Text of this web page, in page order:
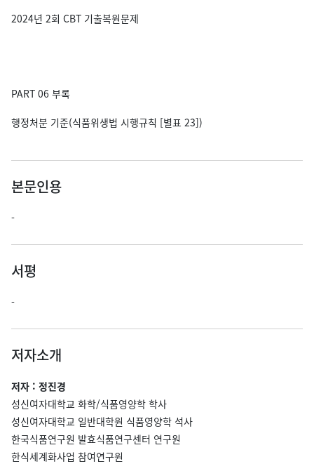
2024년 2회 CBT 기출복원문제
PART 06 부록
행정처분 기준(식품위생법 시행규칙 [별표 23])
본문인용
-
서평
-
저자소개
저자 : 정진경
성신여자대학교 화학/식품영양학 학사
성신여자대학교 일반대학원 식품영양학 석사
한국식품연구원 발효식품연구센터 연구원
한식세계화사업 참여연구원